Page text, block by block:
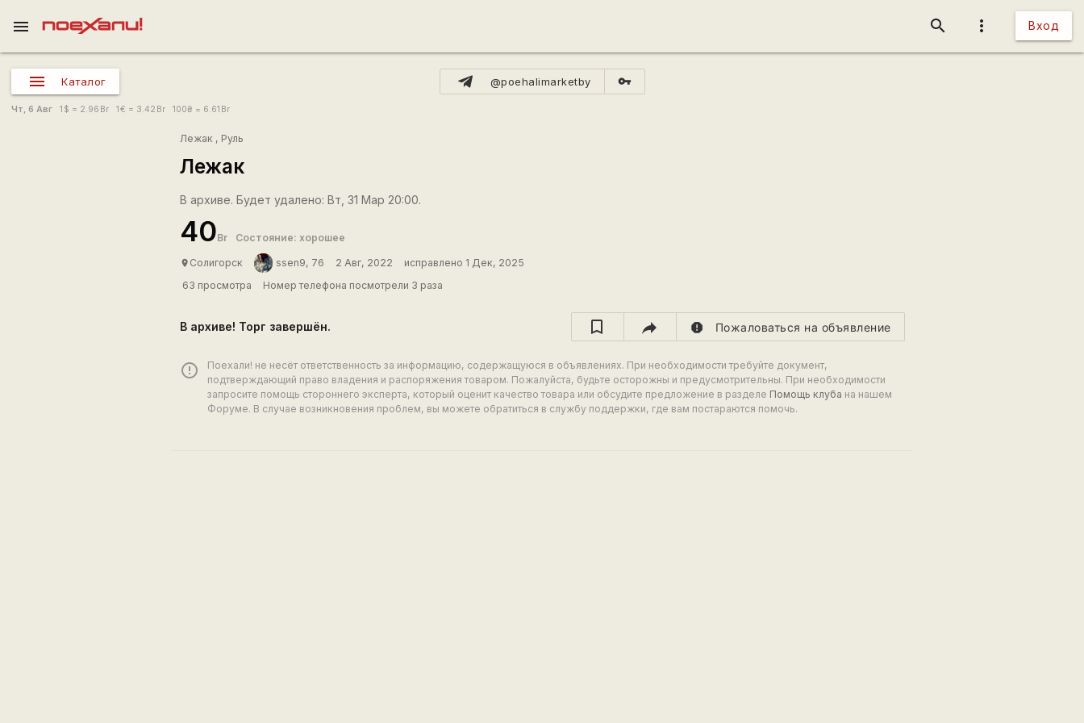
more_vert Вход
search
menu
Каталог @poehalimarketby vpn_key
Чт, 6 Авг 1 $ = 2.96 Br 1€ = 3.42 Br 100₴ = 6.61 Br
Лежак , Руль
Лежак
В архиве. Будет удалено: Вт, 31 Мар 20:00.
40Br Состояние: хорошее
place Солигорск ssen9, 76 2 Авг, 2022
исправлено 1 Дек, 2025
63 просмотра
Номер телефона посмотрели 3 раза
В архиве! Торг завершён. report Пожаловаться на объявление
error_outline
Поехали! не несёт ответственность за информацию, содержащуюся в объявлениях. При необходимости требуйте документ,
подтверждающий право владения и распоряжения товаром. Пожалуйста, будьте осторожны и предусмотрительны. При необходимости
запросите помощь стороннего эксперта, который оценит качество товара или обсудите предложение в разделе Помощь клуба на нашем
Форуме. В случае возникновения проблем, вы можете обратиться в службу поддержки, где вам постараются помочь.